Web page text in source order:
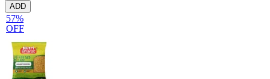
ADD
57%
OFF